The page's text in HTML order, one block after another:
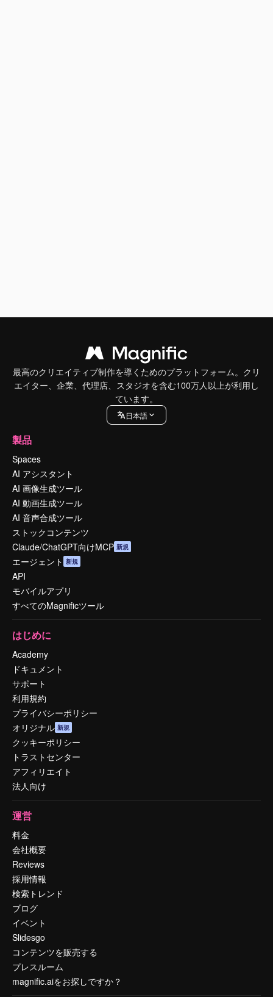
最高のクリエイティブ制作を導くためのプラットフォーム。クリ
エイター、企業、代理店、スタジオを含む100万人以上が利用し
ています。
日本語
製品
Spaces
AI アシスタント
AI 画像生成ツール
AI 動画生成ツール
AI 音声合成ツール
ストックコンテンツ
Claude/ChatGPT向けMCP 新規
エージェント 新規
API
モバイルアプリ
すべてのMagnificツール
はじめに
Academy
ドキュメント
サポート
利用規約
プライバシーポリシー
オリジナル 新規
クッキーポリシー
トラストセンター
アフィリエイト
法人向け
運営
料金
会社概要
Reviews
採用情報
検索トレンド
ブログ
イベント
Slidesgo
コンテンツを販売する
プレスルーム
magnific.aiをお探しですか？